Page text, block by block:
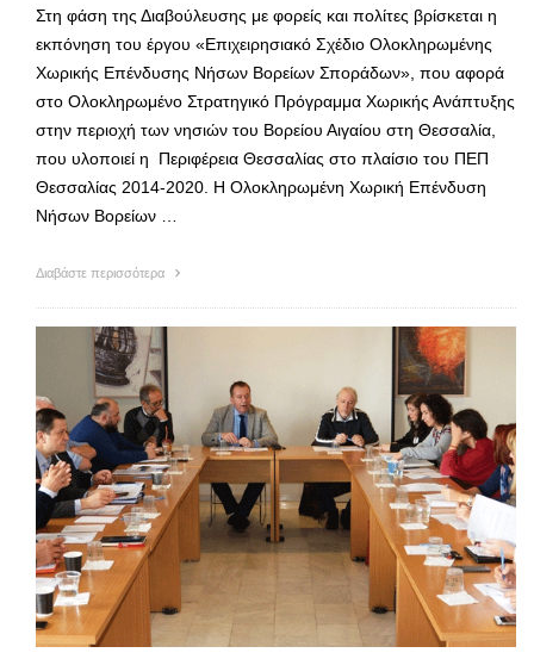
Στη φάση της Διαβούλευσης με φορείς και πολίτες βρίσκεται η
εκπόνηση του έργου «Επιχειρησιακό Σχέδιο Ολοκληρωμένης
Χωρικής Επένδυσης Νήσων Βορείων Σποράδων», που αφορά
στο Ολοκληρωμένο Στρατηγικό Πρόγραμμα Χωρικής Ανάπτυξης
στην περιοχή των νησιών του Βορείου Αιγαίου στη Θεσσαλία,
που υλοποιεί η Περιφέρεια Θεσσαλίας στο πλαίσιο του ΠΕΠ
Θεσσαλίας 2014-2020. Η Ολοκληρωμένη Χωρική Επένδυση
Νήσων Βορείων …
Διαβάστε περισσότερα